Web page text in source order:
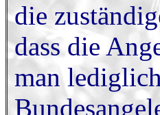
die
dass die
man